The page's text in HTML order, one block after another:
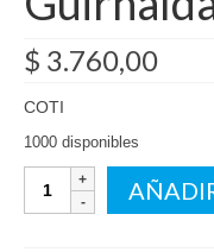
$ 3.760,00
COTI
1000 disponibles
Guirnalda